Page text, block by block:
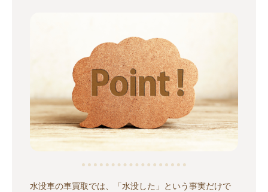
水没車の車買取では、「水没した」という事実だけで